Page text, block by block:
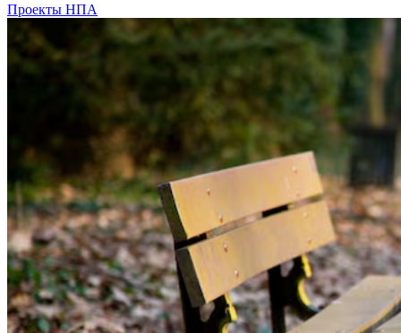
Проекты НПА